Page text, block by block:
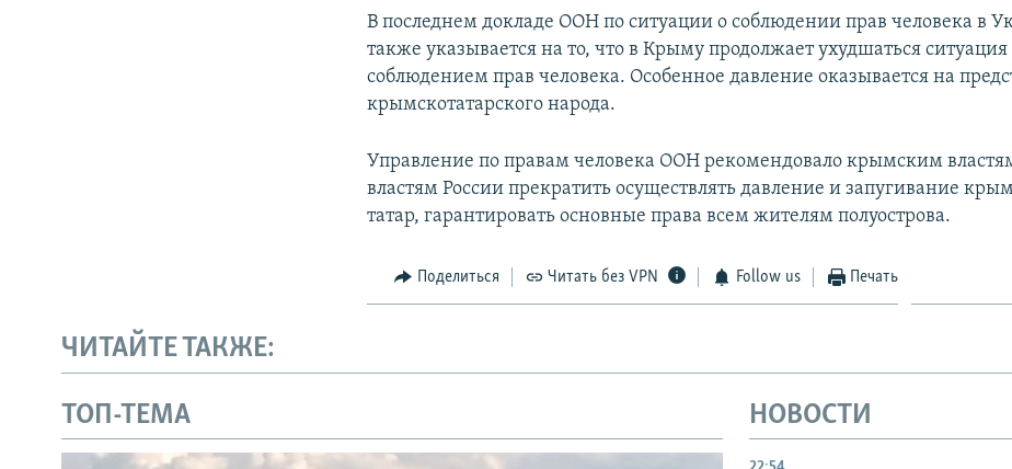
В последнем докладе ООН по ситуации о соблюдении прав человека в
также указывается на то, что в Крыму продолжает ухудшаться ситуация
соблюдением прав человека. Особенное давление оказывается на
крымскотатарского народа.
Управление по правам человека ООН рекомендовало крымским
властям России прекратить осуществлять давление и запугивание
татар, гарантировать основные права всем жителям полуострова.
Поделиться Читать без VPN Follow us Печать
ЧИТАЙТЕ ТАКЖЕ:
ТОП-ТЕМА НОВОСТИ